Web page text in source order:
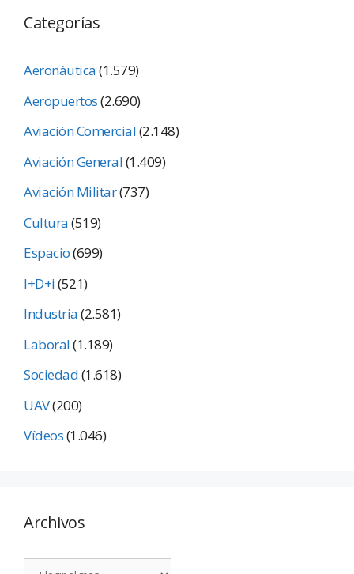
Categorías
Aeronáutica(1.579)
Aeropuertos(2.690)
Aviación Comercial(2.148)
Aviación General(1.409)
Aviación Militar(737)
Cultura(519)
Espacio(699)
I+D+i(521)
Industria(2.581)
Laboral(1.189)
Sociedad(1.618)
UAV(200)
Vídeos(1.046)
Archivos